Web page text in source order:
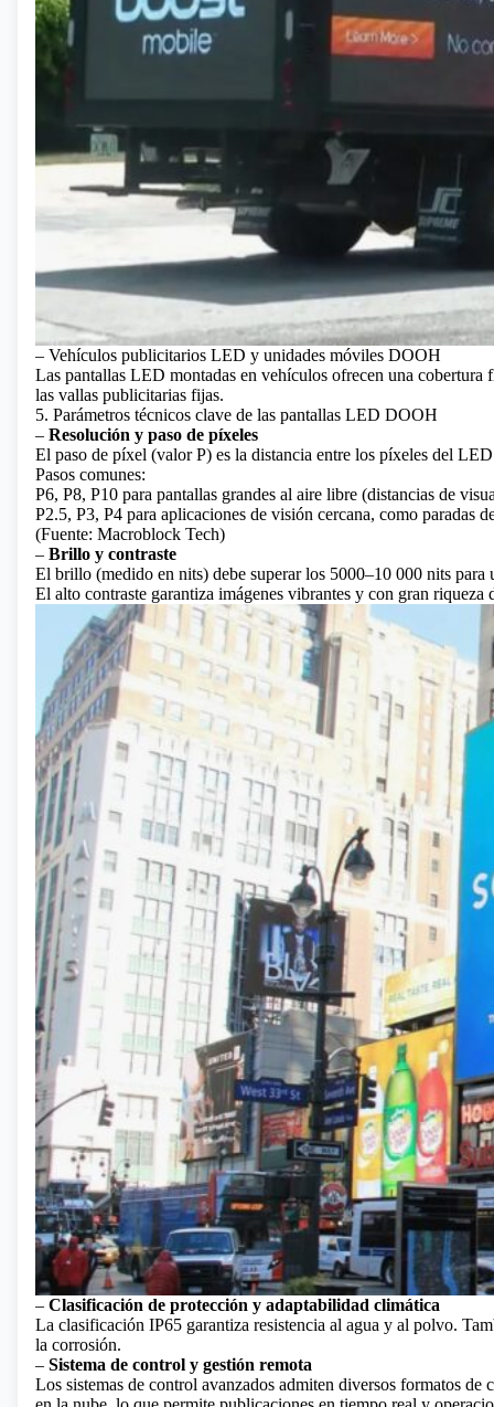
– Vehículos publicitarios LED y unidades móviles DOOH
Las pantallas LED montadas en vehículos ofrecen una
las vallas publicitarias fijas.
5. Parámetros técnicos clave de las pantallas LED DOOH
– Resolución y paso de píxeles
El paso de píxel (valor P) es la distancia entre los píxeles del
Pasos comunes:
P6, P8, P10 para pantallas grandes al aire libre (distancias de
P2.5, P3, P4 para aplicaciones de visión cercana, como paradas
(Fuente: Macroblock Tech)
– Brillo y contraste
El brillo (medido en nits) debe superar los 5000–10 000 nits para
El alto contraste garantiza imágenes vibrantes y con gran riqueza
– Clasificación de protección y adaptabilidad climática
La clasificación IP65 garantiza resistencia al agua y al polvo.
la corrosión.
– Sistema de control y gestión remota
Los sistemas de control avanzados admiten diversos formatos